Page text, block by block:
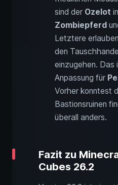
sind der Ozelot
Zombiepferd
Letztere
den
einzugehen. Das
Anpassung für
Vorher konntest
Bastionsruinen
überall anders.
Fazit zu
Cubes 26.2